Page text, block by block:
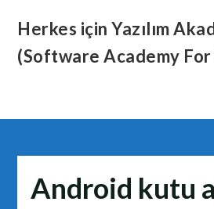
content
Herkes için Yazılım
(Software Academy
Android kutu